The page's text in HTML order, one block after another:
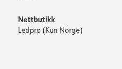
Nettbutikk
Ledpro (Kun Norge)